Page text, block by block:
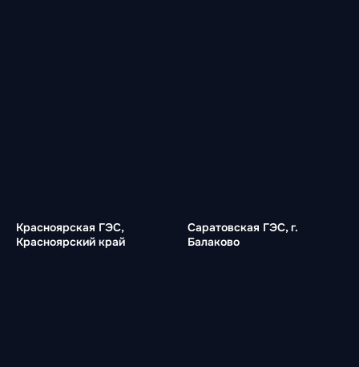
Красноярская ГЭС,
Красноярский край
Саратовская ГЭС, г.
Балаково